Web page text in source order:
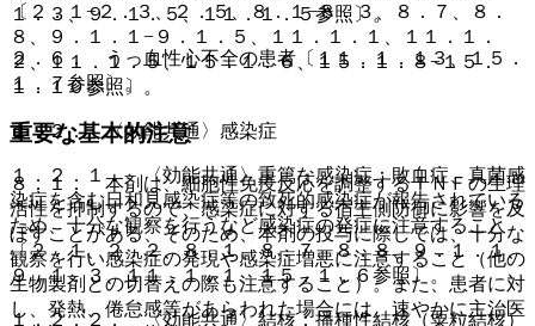
１．３、９．１．５、１１．１．５参照〕。
２．６． うっ血性心不全の患者〔１１．１．１３、１５．
１．７参照〕。
重要な基本的注意
８．１． 本剤は、細胞性免疫反応を調整するＴＮＦの生理
活性を抑制するので、感染症に対する宿主側防御に影響を及
ぼすことがある、そのため、本剤の投与に際しては、十分な
観察を行い感染症の発現や感染症増悪に注意すること（他の
生物製剤との切替えの際も注意すること）。また、患者に対
し、発熱、倦怠感等があらわれた場合には、速やかに主治医
〔２．１−２．３、２．５、８．１−８．３、８．７、８．
８、９．１．１−９．１．５、１１．１．１、１１．１．
２、１１．１．５、１５．１．６、１５．１．８−１５．
１．１０参照〕。
１．２． 〈効能共通〉感染症
１．２．１． 〈効能共通〉重篤な感染症：敗血症、真菌感
染症を含む日和見感染症等の致死的感染症が報告されている
ため、十分な観察を行うなど感染症の発症に注意すること
〔２．１、２．２、８．１、８．７、８．８、９．１．１、
９．１．３、１１．１．１、１５．１．６参照〕。
１．２．２． 〈効能共通〉結核：播種性結核（粟粒結核）